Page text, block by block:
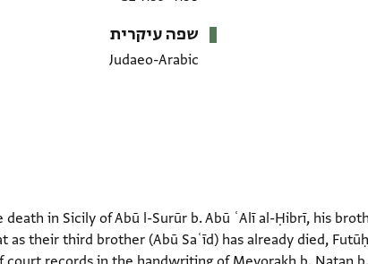
שפה עיקרית
Judaeo-Arabic
in Sicily of Abū l-Surūr b. Abū ʿAlī al-Ḥibrī, his
as their third brother (Abū Saʿīd) has already died,